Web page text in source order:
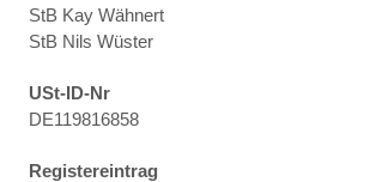
StB Kay Wähnert
StB Nils Wüster
USt-ID-Nr
DE119816858
Registereintrag